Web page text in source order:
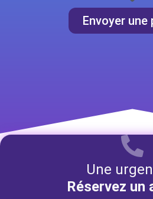
Envoyer une
Une
Réservez un